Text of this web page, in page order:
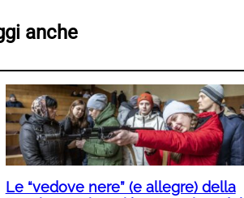
anche
Le “vedove nere” (e allegre) della